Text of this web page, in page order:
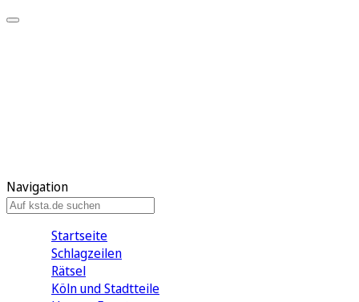
Navigation
Startseite
Schlagzeilen
Rätsel
Köln und Stadtteile